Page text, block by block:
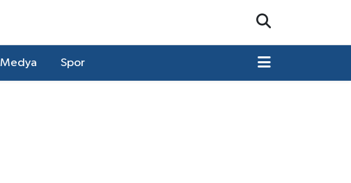
Medya Spor